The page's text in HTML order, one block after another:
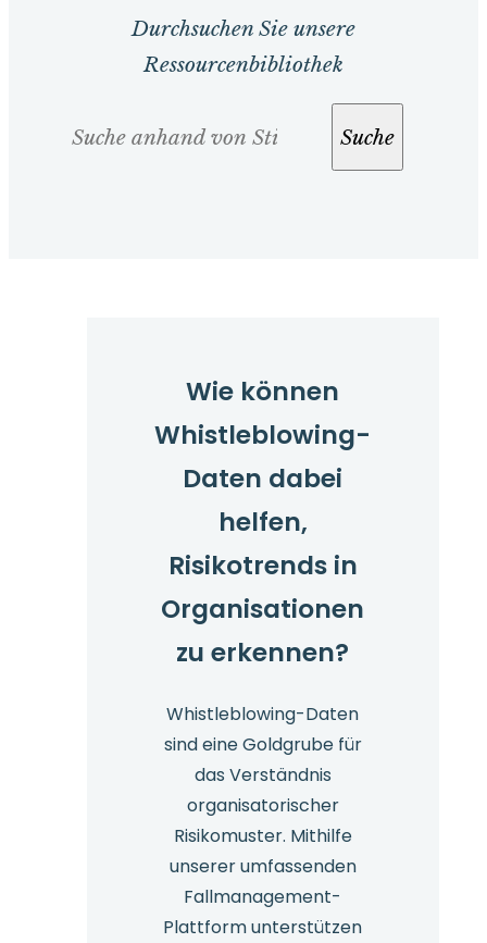
Durchsuchen Sie unsere
Ressourcenbibliothek
Suche
Wie können
Whistleblowing-
Daten dabei
helfen,
Risikotrends in
Organisationen
zu erkennen?
Whistleblowing-Daten
sind eine Goldgrube für
das Verständnis
organisatorischer
Risikomuster. Mithilfe
unserer umfassenden
Fallmanagement-
Plattform unterstützen